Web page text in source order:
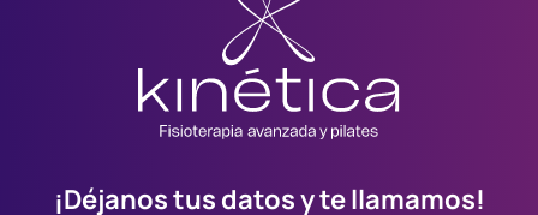
¡Déjanos tus datos y te llamamos!